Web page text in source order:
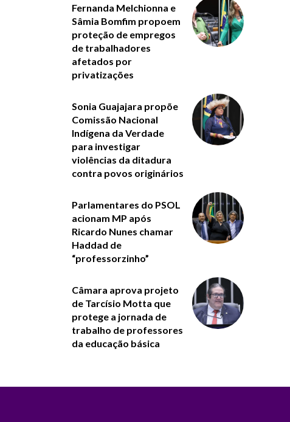
Fernanda Melchionna e
Sâmia Bomfim propoem
proteção de empregos
de trabalhadores
afetados por
privatizações
Sonia Guajajara propõe
Comissão Nacional
Indígena da Verdade
para investigar
violências da ditadura
contra povos originários
Parlamentares do PSOL
acionam MP após
Ricardo Nunes chamar
Haddad de
“professorzinho”
Câmara aprova projeto
de Tarcísio Motta que
protege a jornada de
trabalho de professores
da educação básica